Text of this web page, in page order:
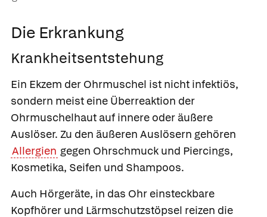
Die Erkrankung
Krankheitsentstehung
Ein Ekzem der Ohrmuschel ist nicht infektiös,
sondern meist eine Überreaktion der
Ohrmuschelhaut auf innere oder äußere
Auslöser. Zu den äußeren Auslösern gehören
Allergien gegen Ohrschmuck und Piercings,
Kosmetika, Seifen und Shampoos.
Auch Hörgeräte, in das Ohr einsteckbare
Kopfhörer und Lärmschutzstöpsel reizen die